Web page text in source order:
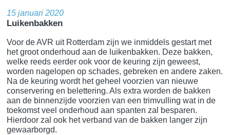
15 januari 2020
Luikenbakken
Voor de AVR uit Rotterdam zijn we inmiddels gestart met
het groot onderhoud aan de luikenbakken. Deze bakken,
welke reeds eerder ook voor de keuring zijn geweest,
worden nagelopen op schades, gebreken en andere zaken.
Na de keuring wordt het geheel voorzien van nieuwe
conservering en belettering. Als extra worden de bakken
aan de binnenzijde voorzien van een trimvulling wat in de
toekomst veel onderhoud aan spanten zal besparen.
Hierdoor zal ook het verband van de bakken langer zijn
gewaarborgd.